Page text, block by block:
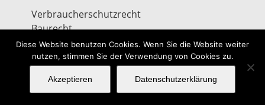
Verbraucherschutzrecht
Baurecht
Inkasso
Nederland
Diese Website benutzen Cookies. Wenn Sie die Website weiter
nutzen, stimmen Sie der Verwendung von Cookies zu.
Akzeptieren Datenschutzerklärung